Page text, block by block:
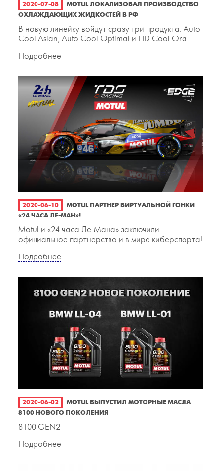
2020-07-08
MOTUL ЛОКАЛИЗОВАЛ ПРОИЗВОДСТВО
ОХЛАЖДАЮЩИХ ЖИДКОСТЕЙ В РФ
В новую линейку войдут сразу три продукта: Auto
Cool Asian, Auto Cool Optimal и HD Cool Ora
Подробнее
2020-06-10
MOTUL ПАРТНЕР ВИРТУАЛЬНОЙ ГОНКИ
«24 ЧАСА ЛЕ-МАН»!
Motul и «24 часа Ле-Мана» заключили
официальное партнерство и в мире киберспорта!
Подробнее
2020-06-02
MOTUL ВЫПУСТИЛ МОТОРНЫЕ МАСЛА
8100 НОВОГО ПОКОЛЕНИЯ
8100 GEN2
Подробнее